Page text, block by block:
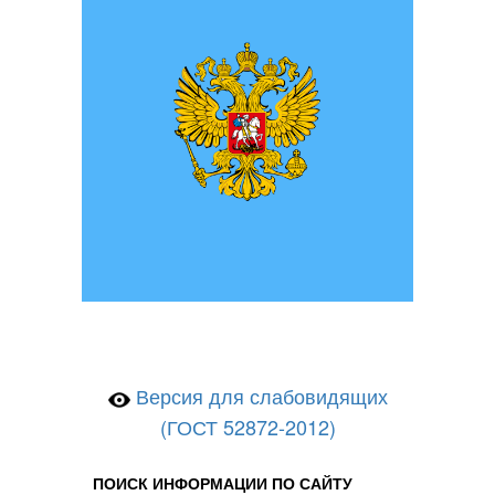
Версия для слабовидящих
(ГОСТ 52872-2012)
ПОИСК ИНФОРМАЦИИ ПО САЙТУ